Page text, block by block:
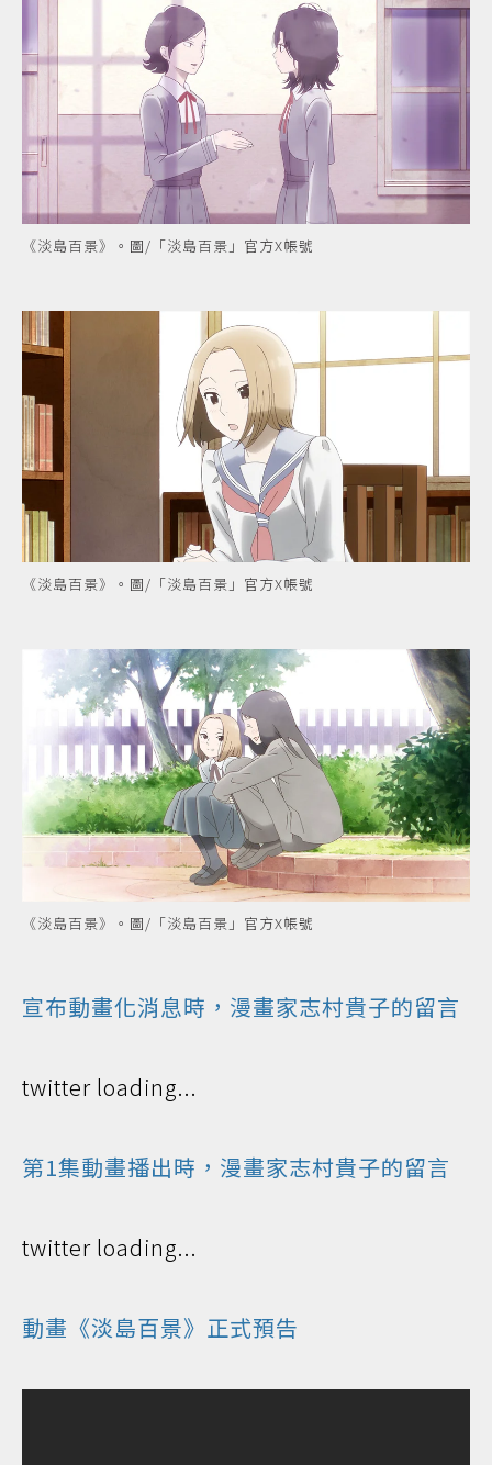
《淡島百景》。圖/「淡島百景」官方X帳號
《淡島百景》。圖/「淡島百景」官方X帳號
《淡島百景》。圖/「淡島百景」官方X帳號
宣布動畫化消息時，漫畫家志村貴子的留言
twitter loading...
第1集動畫播出時，漫畫家志村貴子的留言
twitter loading...
動畫《淡島百景》正式預告